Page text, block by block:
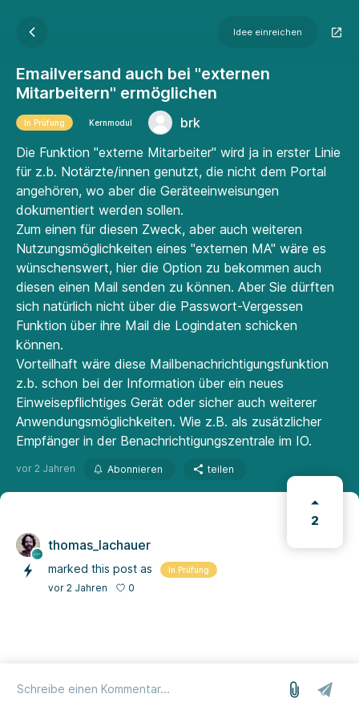
Idee einreichen
Emailversand auch bei "externen
Mitarbeitern" ermöglichen
In Prüfung Kernmodul
brk
Die Funktion "externe Mitarbeiter" wird ja in erster Linie
für z.b. Notärzte/innen genutzt, die nicht dem Portal
angehören, wo aber die Geräteeinweisungen
dokumentiert werden sollen.
Zum einen für diesen Zweck, aber auch weiteren
Nutzungsmöglichkeiten eines "externen MA" wäre es
wünschenswert, hier die Option zu bekommen auch
diesen einen Mail senden zu können. Aber Sie dürften
sich natürlich nicht über die Passwort-Vergessen
Funktion über ihre Mail die Logindaten schicken
können.
Vorteilhaft wäre diese Mailbenachrichtigungsfunktion
z.b. schon bei der Information über ein neues
Einweisepflichtiges Gerät oder sicher auch weiterer
Anwendungsmöglichkeiten. Wie z.B. als zusätzlicher
Empfänger in der Benachrichtigungszentrale im IO.
vor 2 Jahren Abonnieren teilen
2
thomas_lachauer
marked this post as In Prüfung
vor 2 Jahren 0